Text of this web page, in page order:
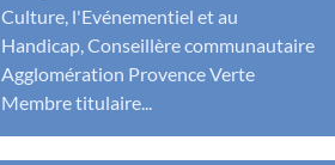
Culture, l'Evénementiel et au
Handicap, Conseillère communautaire
Agglomération Provence Verte
Membre titulaire...